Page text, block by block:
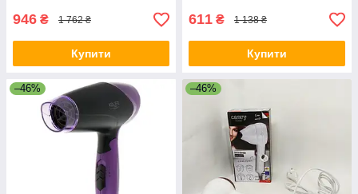
946 ₴ 1 762 ₴
Купити
611 ₴ 1 138 ₴
Купити
–46% –46%